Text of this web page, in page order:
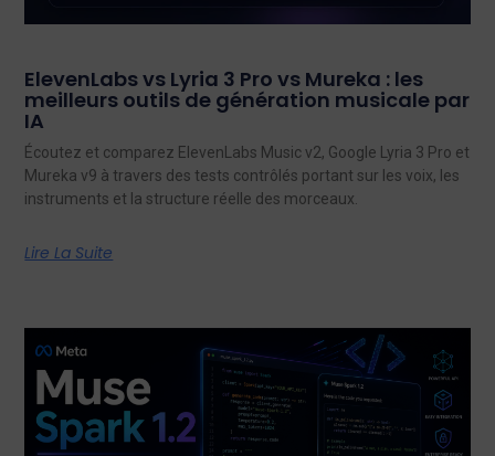
ElevenLabs vs Lyria 3 Pro vs Mureka : les
meilleurs outils de génération musicale par
IA
Écoutez et comparez ElevenLabs Music v2, Google Lyria 3 Pro et
Mureka v9 à travers des tests contrôlés portant sur les voix, les
instruments et la structure réelle des morceaux.
Lire La Suite